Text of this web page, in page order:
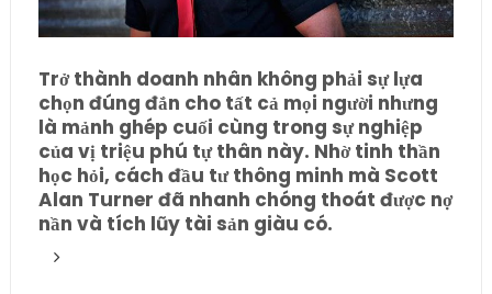
Trở thành doanh nhân không phải sự lựa
chọn đúng đắn cho tất cả mọi người nhưng
là mảnh ghép cuối cùng trong sự nghiệp
của vị triệu phú tự thân này. Nhờ tinh thần
học hỏi, cách đầu tư thông minh mà Scott
Alan Turner đã nhanh chóng thoát được nợ
nần và tích lũy tài sản giàu có.